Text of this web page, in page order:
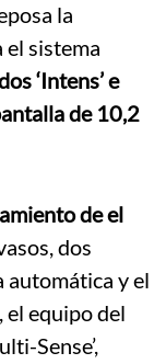
la
el sistema
‘Intens’ e
de 10,2
de el
dos
automática y el
el equipo del
Sense’,